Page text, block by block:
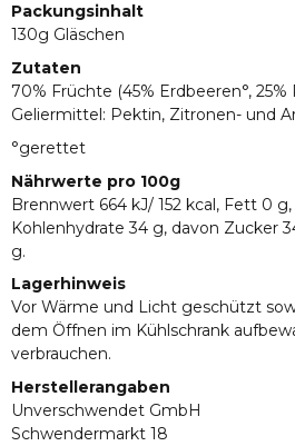
Packungsinhalt
130g Gläschen
Zutaten
70% Früchte (45% Erdbeeren°, 25%
Geliermittel: Pektin, Zitronen- und
°gerettet
Nährwerte pro 100g
Brennwert 664 kJ/ 152 kcal, Fett 0
Kohlenhydrate 34 g, davon Zucker
g.
Lagerhinweis
Vor Wärme und Licht geschützt
dem Öffnen im Kühlschrank
verbrauchen.
Herstellerangaben
Unverschwendet GmbH
Schwendermarkt 18